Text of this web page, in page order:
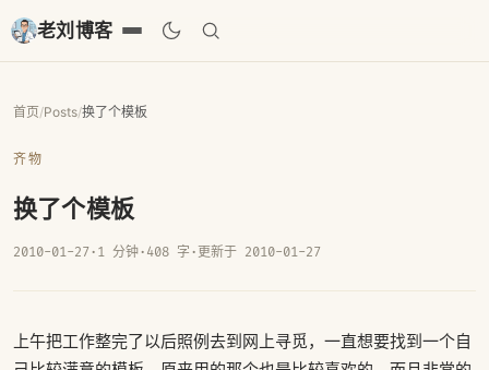
老刘博客
首页/Posts/换了个模板
齐物
换了个模板
2010-01-27· 1 分钟· 408 字 · 更新于 2010-01-27
上午把工作整完了以后照例去到网上寻觅，一直想要找到一个自